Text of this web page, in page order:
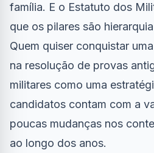
família. E o Estatuto dos
que os pilares são
Quem quiser conquistar
na resolução de provas
militares como uma
candidatos contam com a
poucas mudanças nos
ao longo dos anos.